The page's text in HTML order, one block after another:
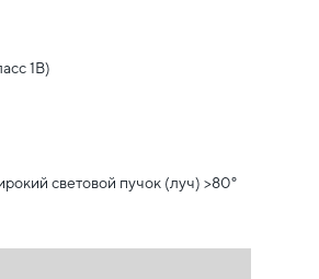
1B)
световой пучок (луч) >80°